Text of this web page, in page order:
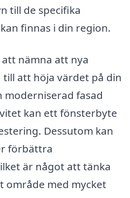
till de specifika
finnas i din region.
nämna att nya
att höja värdet på din
moderniserad fasad
kan ett fönsterbyte
Dessutom kan
förbättra
är något att tänka
område med mycket